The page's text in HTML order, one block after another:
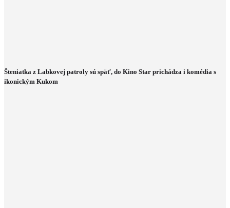
Šteniatka z Labkovej patroly sú späť, do Kino Star prichádza i komédia s
ikonickým Kukom